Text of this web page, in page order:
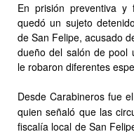
En prisión preventiva y
quedó un sujeto
de San Felipe, acusado
dueño del salón de pool
le robaron diferentes
Desde Carabineros fue
quien señaló que las
fiscalía local de San